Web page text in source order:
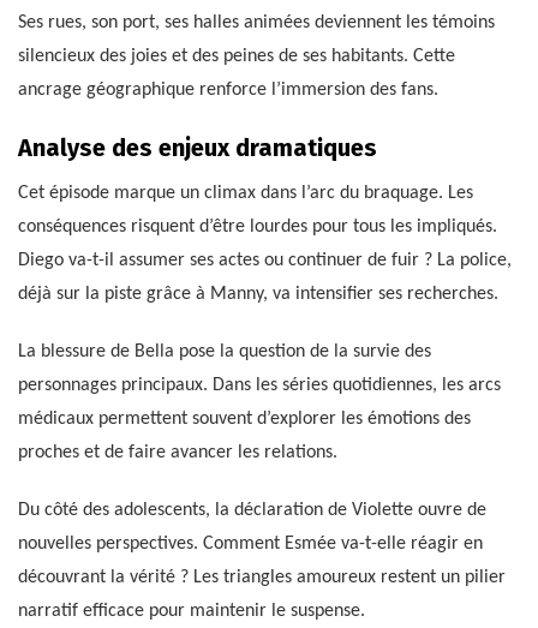
Ses rues, son port, ses halles animées deviennent les témoins
silencieux des joies et des peines de ses habitants. Cette
ancrage géographique renforce l’immersion des fans.
Analyse des enjeux dramatiques
Cet épisode marque un climax dans l’arc du braquage. Les
conséquences risquent d’être lourdes pour tous les impliqués.
Diego va-t-il assumer ses actes ou continuer de fuir ? La police,
déjà sur la piste grâce à Manny, va intensifier ses recherches.
La blessure de Bella pose la question de la survie des
personnages principaux. Dans les séries quotidiennes, les arcs
médicaux permettent souvent d’explorer les émotions des
proches et de faire avancer les relations.
Du côté des adolescents, la déclaration de Violette ouvre de
nouvelles perspectives. Comment Esmée va-t-elle réagir en
découvrant la vérité ? Les triangles amoureux restent un pilier
narratif efficace pour maintenir le suspense.